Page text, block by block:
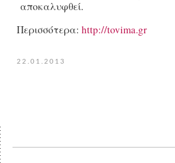
αποκαλυφθεί.
Περισσότερα: http://tovima.gr
22.01.2013